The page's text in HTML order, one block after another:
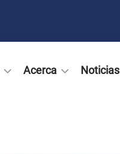
Acerca Noticias